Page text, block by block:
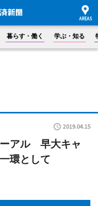
暮らす・働く 学ぶ・知る
2019.04.15
アル 早大キャ
環として